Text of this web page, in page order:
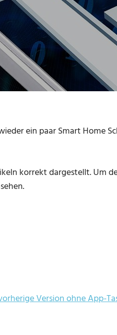
ein paar Smart Home
korrekt dargestellt. Um
Version ohne App-